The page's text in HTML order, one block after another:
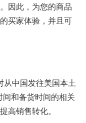
因此，为您的商品
买家体验，并且可
从中国发往美国本土
和备货时间的相关
高销售转化。